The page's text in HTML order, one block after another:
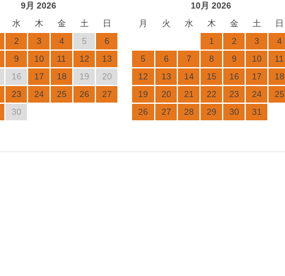
9月 2026
水 木 金 土
日
2 3 4 5
6
9 10 11 12
13
16 17 18 19
20
23 24 25 26
27
30
10月 2026
月
火 水 木 金 土
日
1
2 3
4
5
6 7 8 9 10
11
12
13 14 15 16 17
18
19
20 21 22 23 24
25
26
27 28 29 30 31